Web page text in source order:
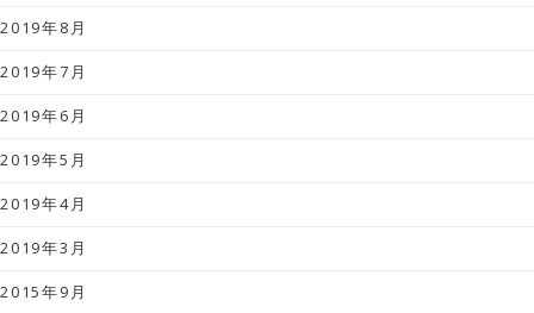
2019年8月
2019年7月
2019年6月
2019年5月
2019年4月
2019年3月
2015年9月